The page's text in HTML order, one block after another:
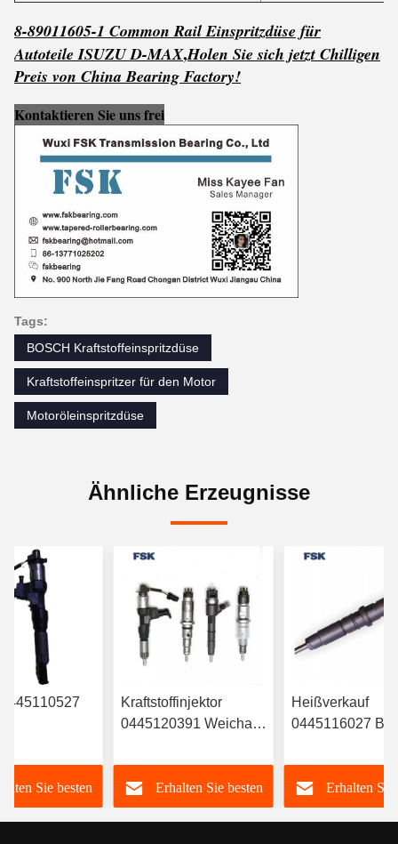
8-89011605-1 Common Rail Einspritzdüse für
Autoteile ISUZU D-MAX,Holen Sie sich jetzt Chilligen
Preis von China Bearing Factory!
Kontaktieren Sie uns frei
Tags:
BOSCH Kraftstoffeinspritzdüse
Kraftstoffeinspritzer für den Motor
Motoröleinspritzdüse
Ähnliche Erzeugnisse
Sie besten
Kraftstoffinjektor
0445120391 Weichai
612630090055
Langlebig FSKG
Erhalten Sie besten
Heißverkauf
0445116027
6420701287 Für
Mercedes
A6420701287
Erhalten Sie